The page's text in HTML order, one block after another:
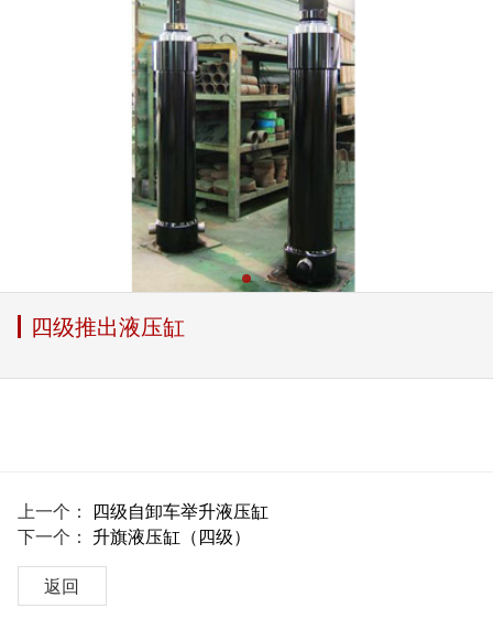
四级推出液压缸
上一个： 四级自卸车举升液压缸
下一个： 升旗液压缸（四级）
返回